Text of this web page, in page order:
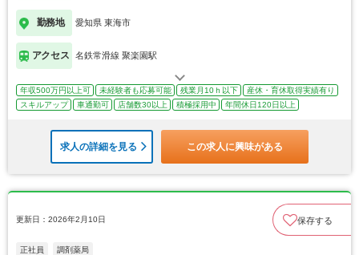
勤務地 愛知県 東海市
アクセス 名鉄常滑線 聚楽園駅
年収500万円以上可 未経験者も応募可能 残業月10ｈ以下
産休・育休取得実績有り
スキルアップ
車通勤可 店舗数30以上 積極採用中 年間休日120日以上
求人の詳細を見る この求人に興味がある
更新日：2026年2月10日 保存する
正社員 調剤薬局